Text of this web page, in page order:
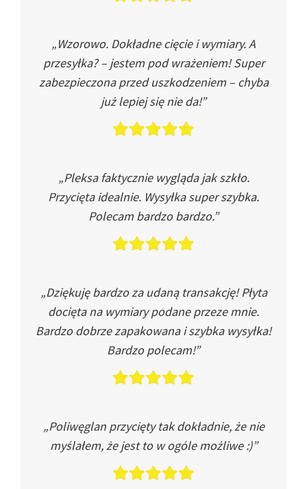
„Wzorowo. Dokładne cięcie i wymiary. A
przesyłka? – jestem pod wrażeniem! Super
zabezpieczona przed uszkodzeniem – chyba
już lepiej się nie da!”
„Pleksa faktycznie wygląda jak szkło.
Przycięta idealnie. Wysyłka super szybka.
Polecam bardzo bardzo.”
„Dziękuję bardzo za udaną transakcję! Płyta
docięta na wymiary podane przeze mnie.
Bardzo dobrze zapakowana i szybka wysyłka!
Bardzo polecam!”
„Poliwęglan przycięty tak dokładnie, że nie
myślałem, że jest to w ogóle możliwe :)”